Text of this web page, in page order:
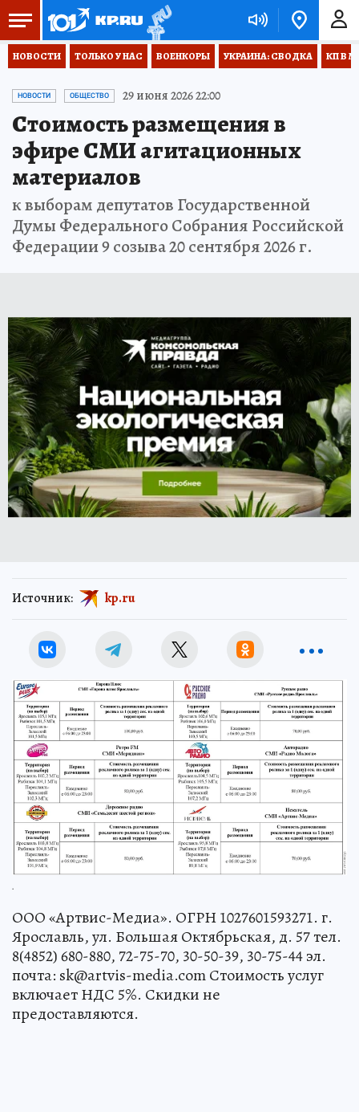
НОВОСТИ ТОЛЬКО У НАС ВОЕНКОРЫ УКРАИНА: СВОДКА КП В
НОВОСТИ ОБЩЕСТВО 29 июня 2026 22:00
Стоимость размещения в
эфире СМИ агитационных
материалов
к выборам депутатов Государственной
Думы Федерального Собрания Российской
Федерации 9 созыва 20 сентября 2026 г.
Источник: kp.ru
.
ООО «Артвис-Медиа». ОГРН 1027601593271. г.
Ярославль, ул. Большая Октябрьская, д. 57 тел.
8(4852) 680-880, 72-75-70, 30-50-39, 30-75-44 эл.
почта: sk@artvis-media.com Стоимость услуг
включает НДС 5%. Скидки не
предоставляются.